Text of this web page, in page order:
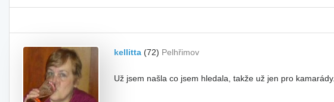
kellitta (72) Pelhřimov
Už jsem našla co jsem hledala, takže už jen pro kamarády.